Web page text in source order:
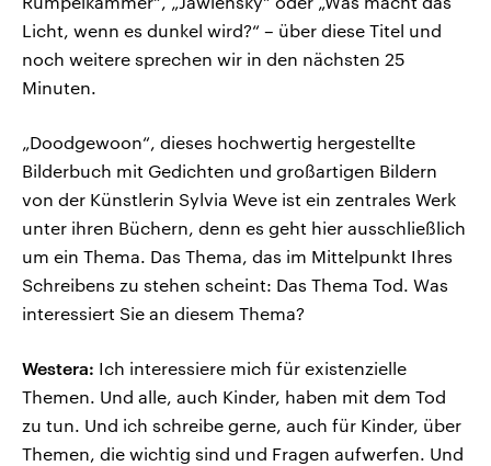
Licht, wenn es dunkel wird?“ – über diese Titel und
noch weitere sprechen wir in den nächsten 25
Minuten.
„Doodgewoon“, dieses hochwertig hergestellte
Bilderbuch mit Gedichten und großartigen Bildern
von der Künstlerin Sylvia Weve ist ein zentrales Werk
unter ihren Büchern, denn es geht hier ausschließlich
um ein Thema. Das Thema, das im Mittelpunkt Ihres
Schreibens zu stehen scheint: Das Thema Tod. Was
interessiert Sie an diesem Thema?
Westera: Ich interessiere mich für existenzielle
Themen. Und alle, auch Kinder, haben mit dem Tod
zu tun. Und ich schreibe gerne, auch für Kinder, über
Themen, die wichtig sind und Fragen aufwerfen. Und